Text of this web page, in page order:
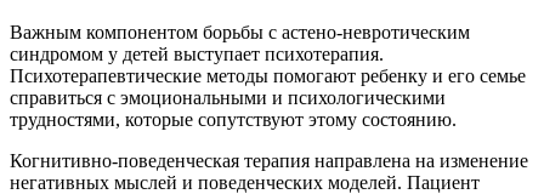
Важным компонентом борьбы с астено-невротическим
синдромом у детей выступает психотерапия.
Психотерапевтические методы помогают ребенку и его семье
справиться с эмоциональными и психологическими
трудностями, которые сопутствуют этому состоянию.
Когнитивно-поведенческая терапия направлена на изменение
негативных мыслей и поведенческих моделей. Пациент